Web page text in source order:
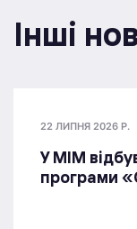
Інші
22 ЛИПНЯ 2026 Р.
У МІМ
програми